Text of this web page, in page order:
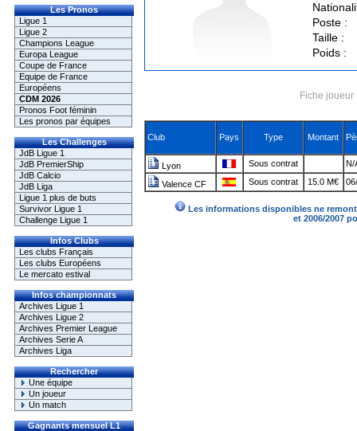
Les Pronos
Ligue 1
Ligue 2
Champions League
Europa League
Coupe de France
Equipe de France
Européens
CDM 2026
Pronos Foot féminin
Les pronos par équipes
Les Challenges
JdB Ligue 1
JdB PremierShip
JdB Calcio
JdB Liga
Ligue 1 plus de buts
Survivor Ligue 1
Challenge Ligue 1
Infos Clubs
Les clubs Français
Les clubs Européens
Le mercato estival
Infos championnats
Archives Ligue 1
Archives Ligue 2
Archives Premier League
Archives Serie A
Archives Liga
Rechercher
Une équipe
Un joueur
Un match
Gagnants mensuel L1
Poste :
Taille :
Poids :
Fiche
Club Pays Type Montant
Lyon Sous contrat N/
Valence CF Sous contrat 15.0 M€
Les informations disponibles ne
et 2006/2007